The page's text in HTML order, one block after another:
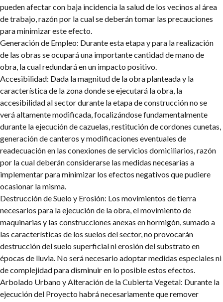
pueden afectar con baja incidencia la salud de los vecinos al área
de trabajo, razón por la cual se deberán tomar las precauciones
para minimizar este efecto.
Generación de Empleo: Durante esta etapa y para la realización
de las obras se ocupará una importante cantidad de mano de
obra, la cual redundará en un impacto positivo.
Accesibilidad: Dada la magnitud de la obra planteada y la
característica de la zona donde se ejecutará la obra, la
accesibilidad al sector durante la etapa de construcción no se
verá altamente modificada, focalizándose fundamentalmente
durante la ejecución de cazuelas, restitución de cordones cunetas,
generación de canteros y modificaciones eventuales de
readecuación en las conexiones de servicios domiciliarios, razón
por la cual deberán considerarse las medidas necesarias a
implementar para minimizar los efectos negativos que pudiere
ocasionar la misma.
Destrucción de Suelo y Erosión: Los movimientos de tierra
necesarios para la ejecución de la obra, el movimiento de
maquinarias y las construcciones anexas en hormigón, sumado a
las características de los suelos del sector, no provocarán
destrucción del suelo superficial ni erosión del substrato en
épocas de lluvia. No será necesario adoptar medidas especiales ni
de complejidad para disminuir en lo posible estos efectos.
Arbolado Urbano y Alteración de la Cubierta Vegetal: Durante la
ejecución del Proyecto habrá necesariamente que remover